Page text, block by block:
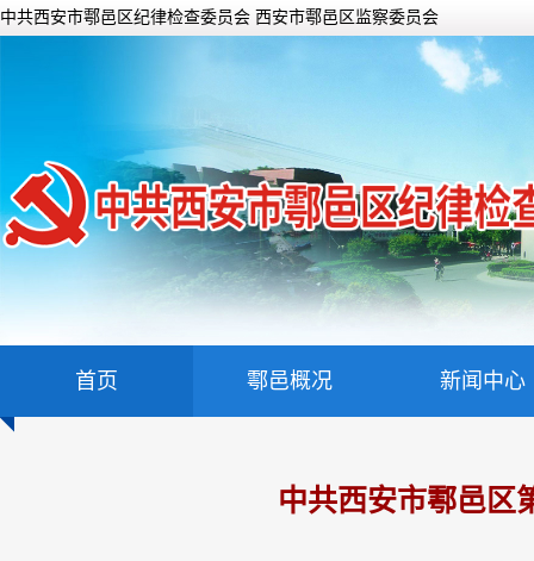
中共西安市鄠邑区纪律检查委员会 西安市鄠邑区监察委员会
首页 鄠邑概况 新闻中心
中共西安市鄠邑区